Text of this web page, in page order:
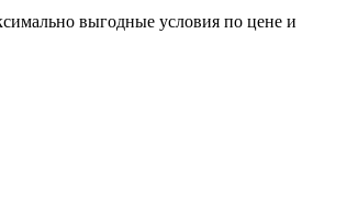
выгодные условия по цене и